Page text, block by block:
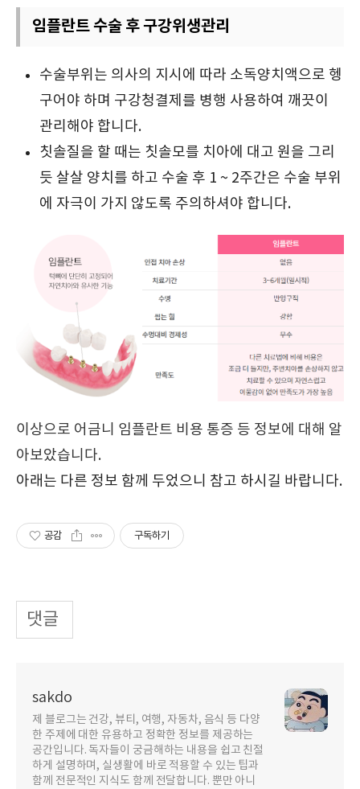
임플란트 수술 후 구강위생관리
수술부위는 의사의 지시에 따라 소독양치액으로 헹
구어야 하며 구강청결제를 병행 사용하여 깨끗이
관리해야 합니다.
칫솔질을 할 때는 칫솔모를 치아에 대고 원을 그리
듯 살살 양치를 하고 수술 후 1 ~ 2주간은 수술 부위
에 자극이 가지 않도록 주의하셔야 합니다.
이상으로 어금니 임플란트 비용 통증 등 정보에 대해 알
아보았습니다.
아래는 다른 정보 함께 두었으니 참고 하시길 바랍니다.
공감 구독하기
댓글
sakdo
제 블로그는 건강, 뷰티, 여행, 자동차, 음식 등 다양
한 주제에 대한 유용하고 정확한 정보를 제공하는
공간입니다. 독자들이 궁금해하는 내용을 쉽고 친절
하게 설명하며, 실생활에 바로 적용할 수 있는 팁과
함께 전문적인 지식도 함께 전달합니다. 뿐만 아니